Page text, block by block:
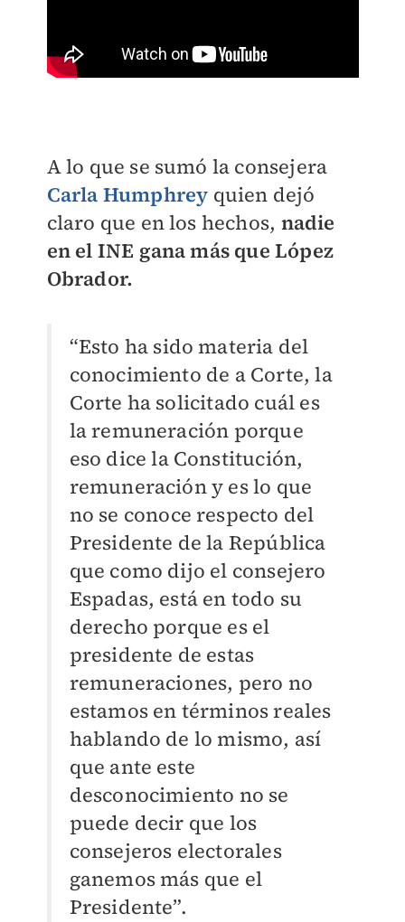
A lo que se sumó la consejera
Carla Humphrey quien dejó
claro que en los hechos, nadie
en el INE gana más que López
Obrador.
“Esto ha sido materia del
conocimiento de a Corte, la
Corte ha solicitado cuál es
la remuneración porque
eso dice la Constitución,
remuneración y es lo que
no se conoce respecto del
Presidente de la República
que como dijo el consejero
Espadas, está en todo su
derecho porque es el
presidente de estas
remuneraciones, pero no
estamos en términos reales
hablando de lo mismo, así
que ante este
desconocimiento no se
puede decir que los
consejeros electorales
ganemos más que el
Presidente”.